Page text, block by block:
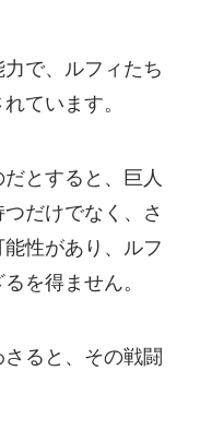
で、ルフィたち
ています。
とすると、巨人
だけでなく、さ
性があり、ルフ
を得ません。
ると、その戦闘